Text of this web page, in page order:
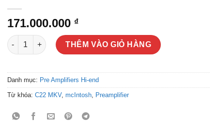
171.000.000 ₫
McIntosh C22 MKV Preamplifier số lượng
THÊM VÀO GIỎ HÀNG
Danh mục: Pre Amplifiers Hi-end
Từ khóa: C22 MKV, mcIntosh Preamplifier